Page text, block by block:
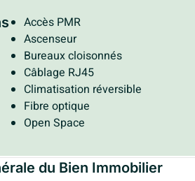
Accès PMR
Ascenseur
Bureaux cloisonnés
Câblage RJ45
Climatisation réversible
Fibre optique
Open Space
du Bien Immobilier